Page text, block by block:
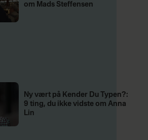
om Mads Steffensen
Ny vært på Kender Du Typen?:
9 ting, du ikke vidste om Anna
Lin